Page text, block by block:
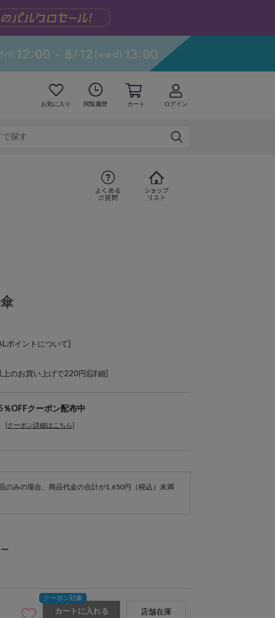
お気に入り 閲覧履歴 カート ログイン
ポイントについて
のお買い上げで220円)[ 詳細
％OFFクーポン配布中
[クーポン詳細はこちら]
のみの場合、商品代金の合計が1,650円（税込）未満
カートに入れる 店舗在庫